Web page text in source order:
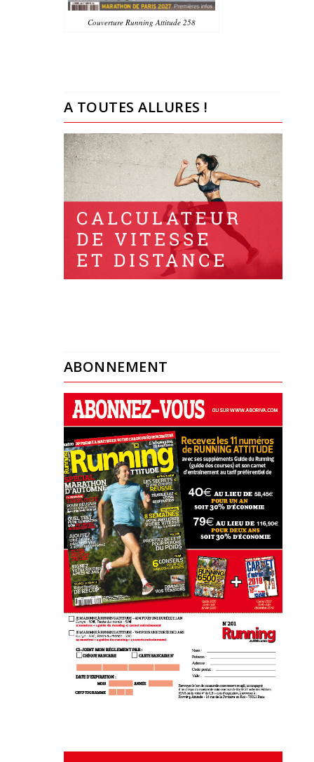
Couverture Running Attitude 258
A TOUTES ALLURES !
ABONNEMENT